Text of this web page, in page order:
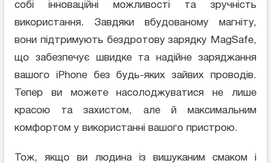
собі інноваційні можливості та зручність
використання. Завдяки вбудованому магніту,
вони підтримують бездротову зарядку MagSafe,
що забезпечує швидке та надійне заряджання
вашого iPhone без будь-яких зайвих проводів.
Тепер ви можете насолоджуватися не лише
красою та захистом, але й максимальним
комфортом у використанні вашого пристрою.
Тож, якщо ви людина із вишуканим смаком і